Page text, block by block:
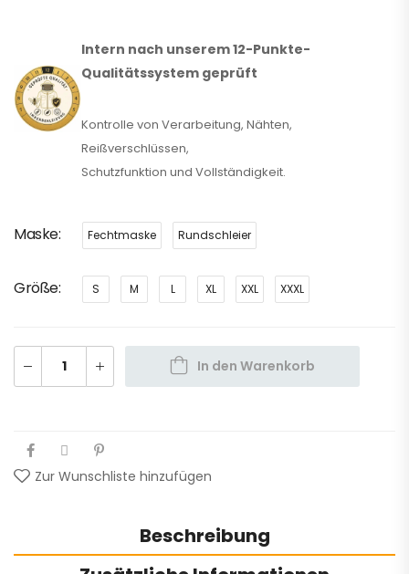
Intern nach unserem 12-Punkte-
Qualitätssystem geprüft
Kontrolle von Verarbeitung, Nähten,
Reißverschlüssen,
Schutzfunktion und Vollständigkeit.
Maske Fechtmaske Rundschleier
Größe S M L XL XXL XXXL
In den Warenkorb
Zur Wunschliste hinzufügen
Beschreibung